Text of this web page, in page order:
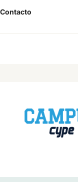
Contacto